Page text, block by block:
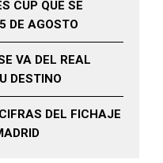
CUP QUE SE
DE AGOSTO
VA DEL REAL
DESTINO
DEL FICHAJE